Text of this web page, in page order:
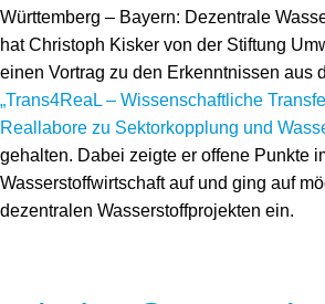
Württemberg – Bayern: Dezentrale
hat Christoph Kisker von der Stiftung
einen Vortrag zu den Erkenntnissen aus
„Trans4ReaL – Wissenschaftliche
Reallabore zu Sektorkopplung und
gehalten. Dabei zeigte er offene Punkte
Wasserstoffwirtschaft auf und ging auf
dezentralen Wasserstoffprojekten ein.